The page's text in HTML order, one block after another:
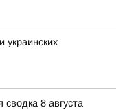
8 августа